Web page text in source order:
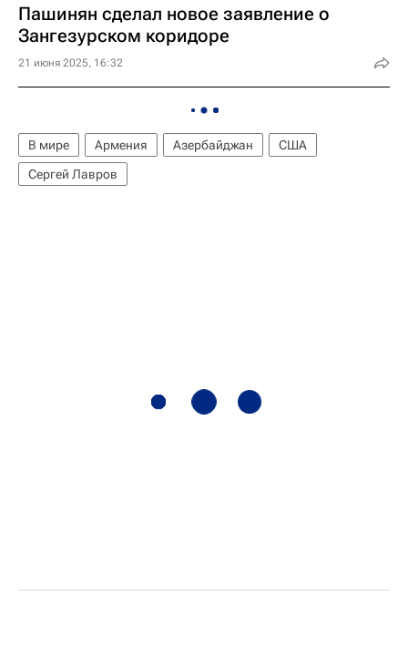
Пашинян сделал новое заявление о
Зангезурском коридоре
21 июня 2025, 16:32
В мире Армения Азербайджан
США
Сергей Лавров